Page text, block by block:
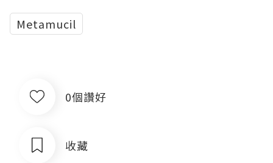
Metamucil
0個讚好
收藏